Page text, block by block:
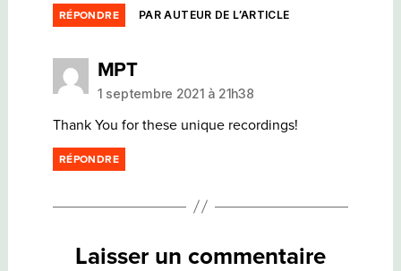
RÉPONDRE PAR AUTEUR DE L’ARTICLE
MPTdit :
1 septembre 2021 à 21h38
Thank You for these unique recordings!
RÉPONDRE
Laisser un commentaire